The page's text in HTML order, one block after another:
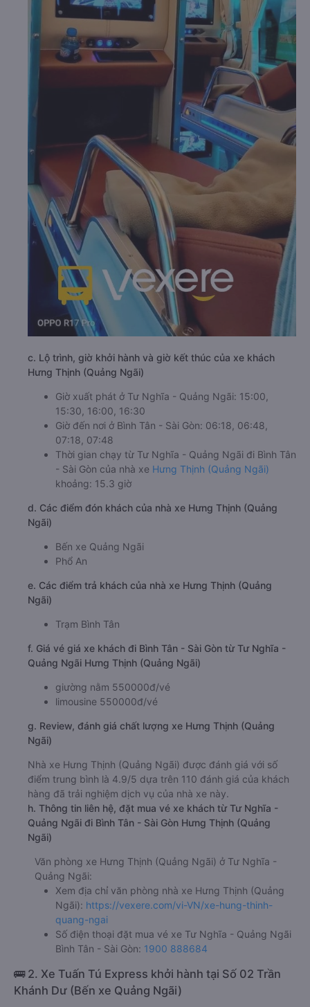
c. Lộ trình, giờ khởi hành và giờ kết thúc của xe khách
Hưng Thịnh (Quảng Ngãi)
Giờ xuất phát ở Tư Nghĩa - Quảng Ngãi: 15:00,
15:30, 16:00, 16:30
Giờ đến nơi ở Bình Tân - Sài Gòn: 06:18, 06:48,
07:18, 07:48
Thời gian chạy từ Tư Nghĩa - Quảng Ngãi đi Bình Tân
- Sài Gòn của nhà xe Hưng Thịnh (Quảng Ngãi)
khoảng: 15.3 giờ
d. Các điểm đón khách của nhà xe Hưng Thịnh (Quảng
Ngãi)
Bến xe Quảng Ngãi
Phổ An
e. Các điểm trả khách của nhà xe Hưng Thịnh (Quảng
Ngãi)
Trạm Bình Tân
f. Giá vé giá xe khách đi Bình Tân - Sài Gòn từ Tư Nghĩa -
Quảng Ngãi Hưng Thịnh (Quảng Ngãi)
giường nằm 550000đ/vé
limousine 550000đ/vé
g. Review, đánh giá chất lượng xe Hưng Thịnh (Quảng
Ngãi)
Nhà xe Hưng Thịnh (Quảng Ngãi) được đánh giá với số
điểm trung bình là 4.9/5 dựa trên 110 đánh giá của khách
hàng đã trải nghiệm dịch vụ của nhà xe này.
h. Thông tin liên hệ, đặt mua vé xe khách từ Tư Nghĩa -
Quảng Ngãi đi Bình Tân - Sài Gòn Hưng Thịnh (Quảng
Ngãi)
Văn phòng xe Hưng Thịnh (Quảng Ngãi) ở Tư Nghĩa -
Quảng Ngãi:
Xem địa chỉ văn phòng nhà xe Hưng Thịnh (Quảng
Ngãi): https://vexere.com/vi-VN/xe-hung-thinh-
quang-ngai
Số điện thoại đặt mua vé xe Tư Nghĩa - Quảng Ngãi
Bình Tân - Sài Gòn: 1900 888684
🚌 2. Xe Tuấn Tú Express khởi hành tại Số 02 Trần
Khánh Dư (Bến xe Quảng Ngãi)